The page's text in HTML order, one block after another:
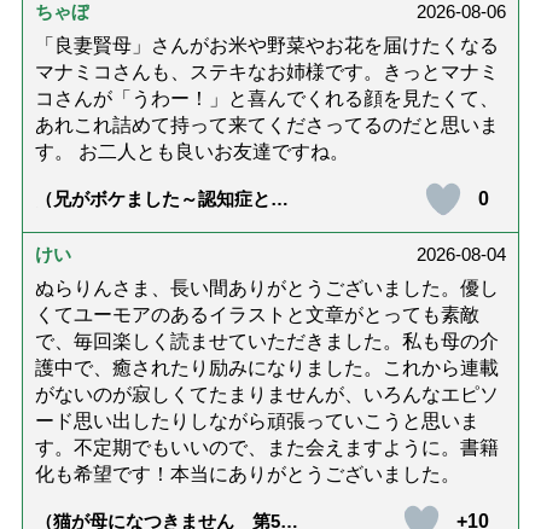
ちゃぼ
2026-08-06
「良妻賢母」さんがお米や野菜やお花を届けたくなる
マナミコさんも、ステキなお姉様です。きっとマナミ
コさんが「うわー！」と喜んでくれる顔を見たくて、
あれこれ詰めて持って来てくださってるのだと思いま
す。 お二人とも良いお友達ですね。
（兄がボケました～認知症と介
達』が届きました」）
0
けい
2026-08-04
ぬらりんさま、長い間ありがとうございました。優し
くてユーモアのあるイラストと文章がとっても素敵
で、毎回楽しく読ませていただきました。私も母の介
護中で、癒されたり励みになりました。これから連載
がないのが寂しくてたまりませんが、いろんなエピソ
ード思い出したりしながら頑張っていこうと思いま
す。不定期でもいいので、また会えますように。書籍
化も希望です！本当にありがとうございました。
（猫が母になつきません 第500
+10